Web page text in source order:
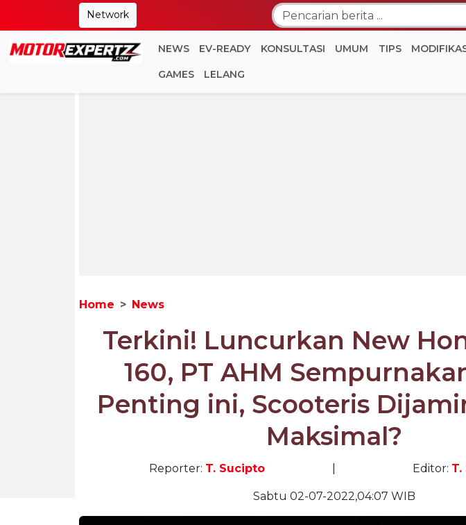
Network
NEWS EV-READY KONSULTASI UMUM TIPS
GAMES LELANG
Home News
Terkini! Luncurkan New
160, PT AHM
Penting ini, Scooteris
Maksimal?
Reporter: T. Sucipto Editor:
Sabtu 02-07-2022,04:07 WIB